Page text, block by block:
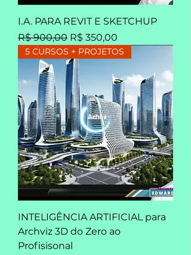
I.A. PARA REVIT E SKETCHUP
Preço normal
R$ 900,00 Preço promocional
R$ 350,00
5 CURSOS + PROJETOS
INTELIGÊNCIA ARTIFICIAL para
Archviz 3D do Zero ao
Profisisonal